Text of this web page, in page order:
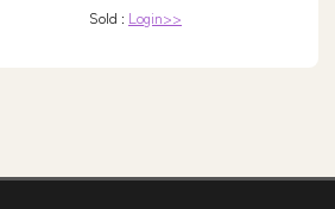
Sold : Login>>